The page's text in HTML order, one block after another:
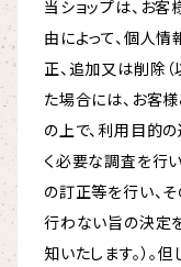
当ショップは、お
由によって、個人
正、追加又は削除（
た場合には、お客
の上で、利用目的
く必要な調査を行
の訂正等を行い、
行わない旨の決定
知いたします。）。